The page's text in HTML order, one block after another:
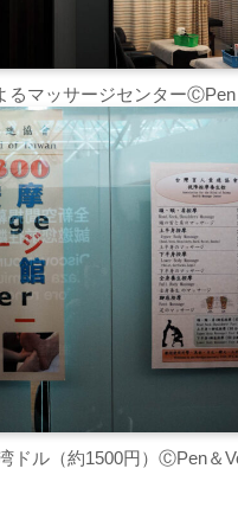
るマッサージセンターⒸPen
ドル（約1500円）ⒸPen＆